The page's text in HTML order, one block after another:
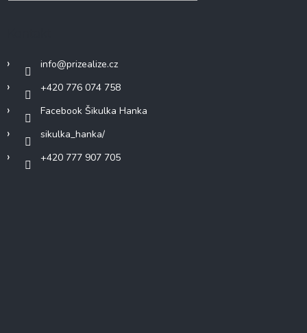
info@prizealize.cz
+420 776 074 758
Facebook Šikulka Hanka
sikulka_hanka/
+420 777 907 705